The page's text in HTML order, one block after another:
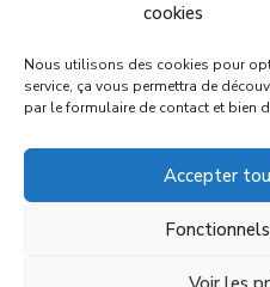
cookies
Nous utilisons des cookies pour
service, ça vous permettra de
par le formulaire de contact et bien
Accepter